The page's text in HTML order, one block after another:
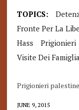
TOPICS:
Fronte Per La
Hass
Prigionieri
Visite Dei
Prigionieri
JUNE 9, 2015